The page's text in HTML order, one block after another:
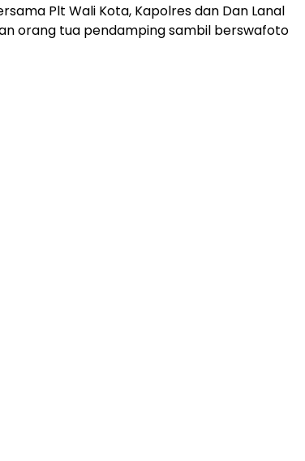
Plt Wali Kota, Kapolres dan Dan Lanal
orang tua pendamping sambil berswafoto